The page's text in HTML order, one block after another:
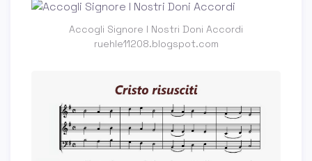
Accogli Signore I Nostri Doni Accordi
ruehle11208.blogspot.com